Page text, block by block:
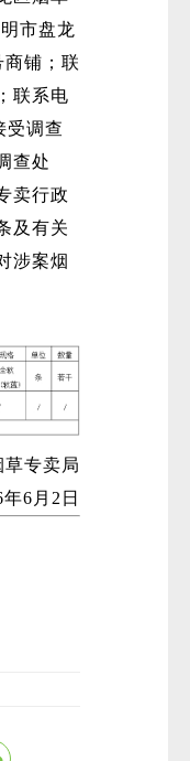
市盘龙
商铺；联
联系电
受调查
查处
卖行政
及有关
涉案烟
专卖局
年6月2日